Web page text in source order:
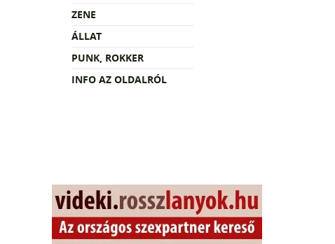
ZENE
ÁLLAT
PUNK, ROKKER
INFO AZ OLDALRÓL